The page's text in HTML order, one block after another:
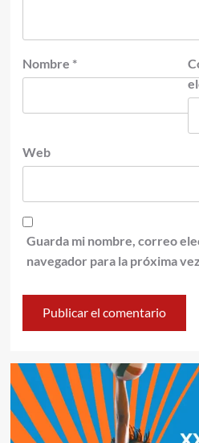
Nombre *
Web
Guarda mi nombre, correo
navegador para la próxima